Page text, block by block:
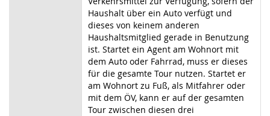
Haushalt über ein Auto verfügt und
dieses von keinem anderen
Haushaltsmitglied gerade in Benutzung
ist. Startet ein Agent am Wohnort mit
dem Auto oder Fahrrad, muss er dieses
für die gesamte Tour nutzen. Startet er
am Wohnort zu Fuß, als Mitfahrer oder
mit dem ÖV, kann er auf der gesamten
Tour zwischen diesen drei